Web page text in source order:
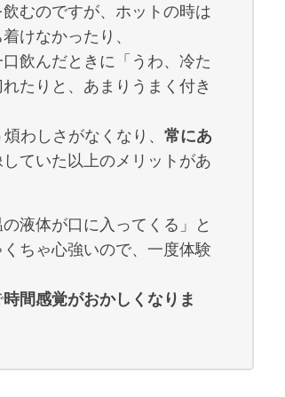
むのですが、ホットの時は
けなかったり、
飲んだときに「うわ、冷た
たりと、あまりうまく付き
わしさがなくなり、 常にあ
ていた以上のメリットがあ
液体が口に入ってくる」と
ちゃ心強いので、一度体験
時間感覚がおかしくなりま